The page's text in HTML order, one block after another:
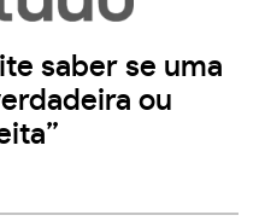
saber se uma
ou